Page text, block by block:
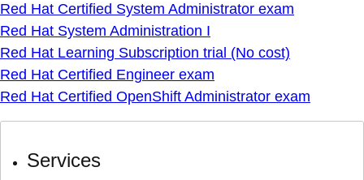
Red Hat Certified System Administrator exam
Red Hat System Administration I
Red Hat Learning Subscription trial (No cost)
Red Hat Certified Engineer exam
Red Hat Certified OpenShift Administrator exam
Services